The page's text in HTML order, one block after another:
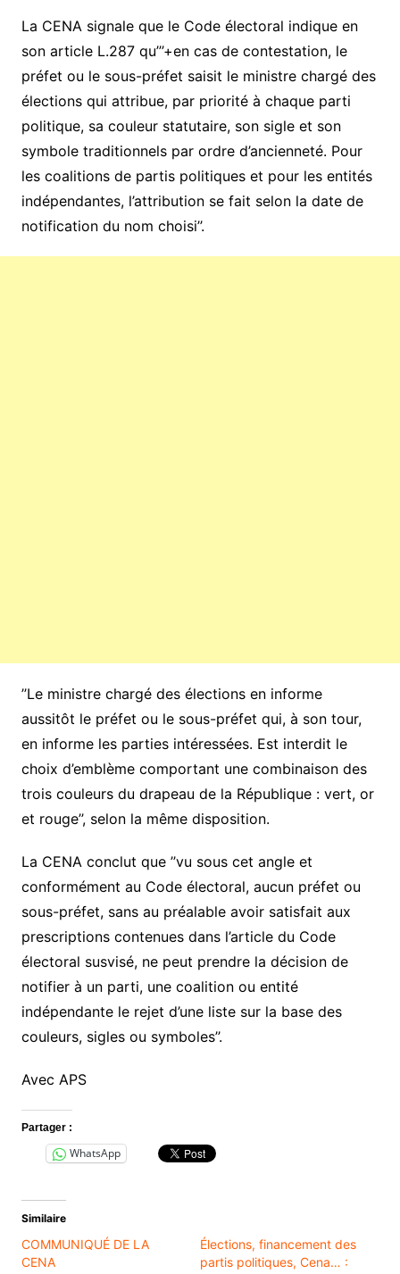
La CENA signale que le Code électoral indique en
son article L.287 qu’’’+en cas de contestation, le
préfet ou le sous-préfet saisit le ministre chargé des
élections qui attribue, par priorité à chaque parti
politique, sa couleur statutaire, son sigle et son
symbole traditionnels par ordre d’ancienneté. Pour
les coalitions de partis politiques et pour les entités
indépendantes, l’attribution se fait selon la date de
notification du nom choisi’’.
’’Le ministre chargé des élections en informe
aussitôt le préfet ou le sous-préfet qui, à son tour,
en informe les parties intéressées. Est interdit le
choix d’emblème comportant une combinaison des
trois couleurs du drapeau de la République : vert, or
et rouge’’, selon la même disposition.
La CENA conclut que ’’vu sous cet angle et
conformément au Code électoral, aucun préfet ou
sous-préfet, sans au préalable avoir satisfait aux
prescriptions contenues dans l’article du Code
électoral susvisé, ne peut prendre la décision de
notifier à un parti, une coalition ou entité
indépendante le rejet d’une liste sur la base des
couleurs, sigles ou symboles’’.
Avec APS
Partager :
WhatsApp
Similaire
COMMUNIQUÉ DE LA
CENA
Élections, financement des
partis politiques, Cena… :